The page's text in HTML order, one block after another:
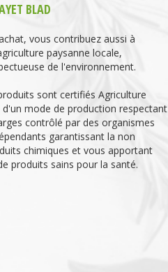
BLAD
vous contribuez aussi à
paysanne locale,
de l'environnement.
sont certifiés Agriculture
d'un mode de production respectant
contrôlé par des organismes
garantissant la non
chimiques et vous apportant
produits sains pour la santé.